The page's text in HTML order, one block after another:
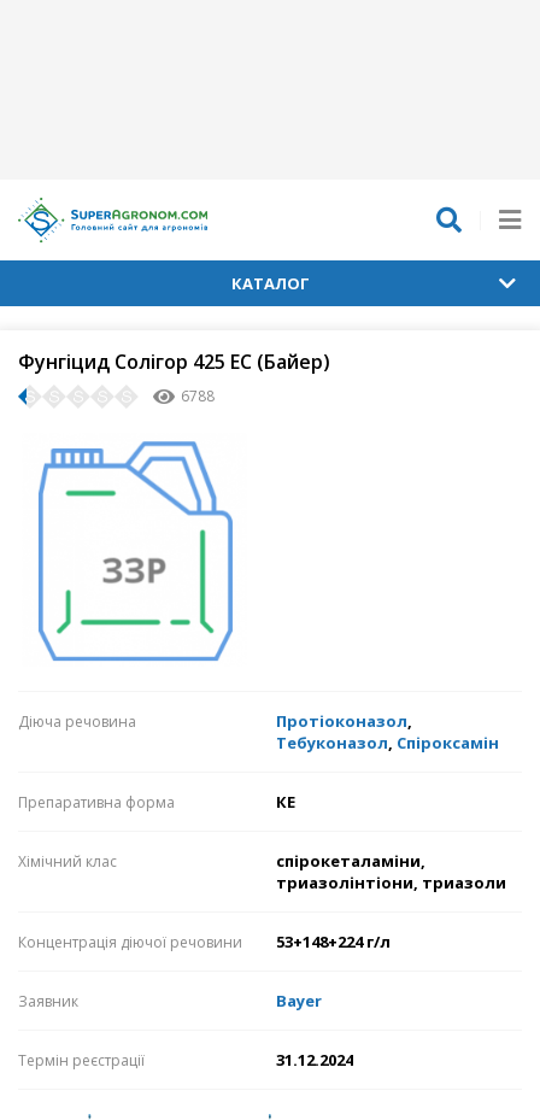
КАТАЛОГ
Фунгіцид Солігор 425 ЕС (Байер)
6788
Діюча речовина Протіоконазол,
Тебуконазол, Спіроксамін
Препаративна форма КЕ
Хімічний клас
спірокеталаміни,
триазолінтіони, триазоли
Концентрація діючої речовини 53+148+224 г/л
Заявник Bayer
Термін реєстрації 31.12.2024